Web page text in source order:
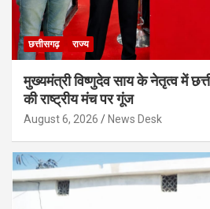
छत्तीसगढ़ राज्य
मुख्यमंत्री विष्णुदेव साय के नेतृत्व में
की राष्ट्रीय मंच पर गूंज
August 6, 2026 News Desk